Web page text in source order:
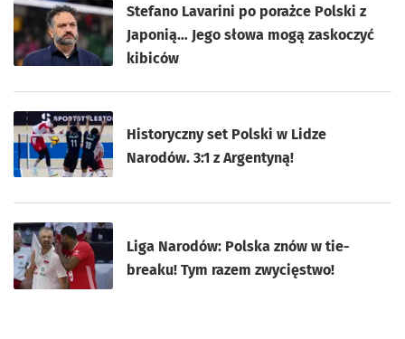
Stefano Lavarini po porażce Polski z
Japonią… Jego słowa mogą zaskoczyć
kibiców
Historyczny set Polski w Lidze
Narodów. 3:1 z Argentyną!
Liga Narodów: Polska znów w tie-
breaku! Tym razem zwycięstwo!